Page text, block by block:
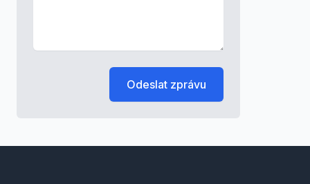
Odeslat zprávu